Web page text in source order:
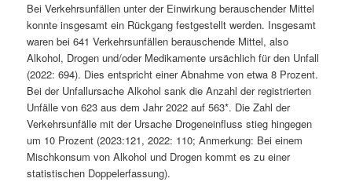
Bei Verkehrsunfällen unter der Einwirkung berauschender Mittel
konnte insgesamt ein Rückgang festgestellt werden. Insgesamt
waren bei 641 Verkehrsunfällen berauschende Mittel, also
Alkohol, Drogen und/oder Medikamente ursächlich für den Unfall
(2022: 694). Dies entspricht einer Abnahme von etwa 8 Prozent.
Bei der Unfallursache Alkohol sank die Anzahl der registrierten
Unfälle von 623 aus dem Jahr 2022 auf 563*. Die Zahl der
Verkehrsunfälle mit der Ursache Drogeneinfluss stieg hingegen
um 10 Prozent (2023:121, 2022: 110; Anmerkung: Bei einem
Mischkonsum von Alkohol und Drogen kommt es zu einer
statistischen Doppelerfassung).